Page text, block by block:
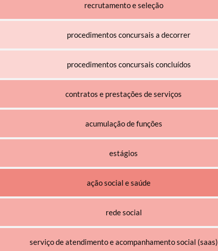
recrutamento e seleção
procedimentos concursais a decorrer
procedimentos concursais concluídos
contratos e prestações de serviços
acumulação de funções
estágios
ação social e saúde
rede social
serviço de atendimento e acompanhamento social (saas)